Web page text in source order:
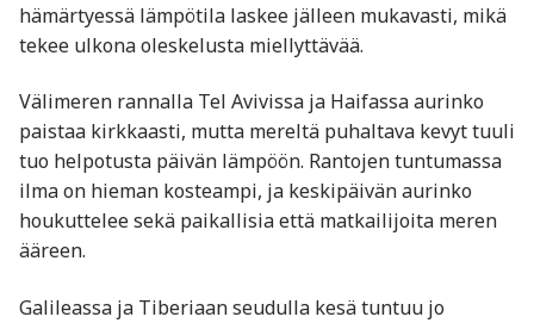
hämärtyessä lämpötila laskee jälleen mukavasti, mikä
tekee ulkona oleskelusta miellyttävää.
Välimeren rannalla Tel Avivissa ja Haifassa aurinko
paistaa kirkkaasti, mutta mereltä puhaltava kevyt tuuli
tuo helpotusta päivän lämpöön. Rantojen tuntumassa
ilma on hieman kosteampi, ja keskipäivän aurinko
houkuttelee sekä paikallisia että matkailijoita meren
ääreen.
Galileassa ja Tiberiaan seudulla kesä tuntuu jo